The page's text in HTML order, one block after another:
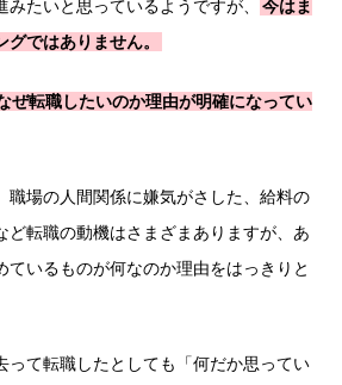
たいと思っているようですが、
今はま
ではありません。
ぜ転職したいのか理由が明確になってい
職場の人間関係に嫌気がさした、給料の
ど転職の動機はさまざまありますが、あ
ているものが何なのか理由をはっきりと
って転職したとしても「何だか思ってい